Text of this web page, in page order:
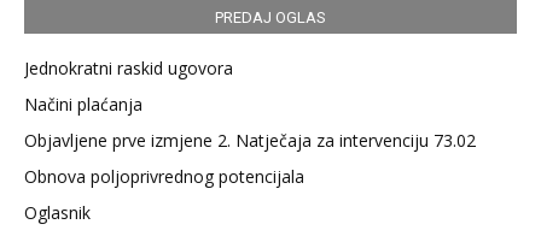
PREDAJ OGLAS
Jednokratni raskid ugovora
Načini plaćanja
Objavljene prve izmjene 2. Natječaja za intervenciju 73.02
Obnova poljoprivrednog potencijala
Oglasnik